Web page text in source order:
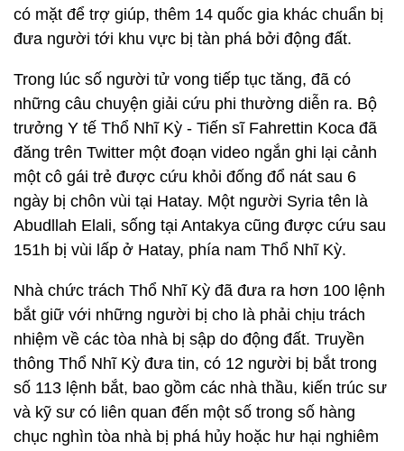
có mặt để trợ giúp, thêm 14 quốc gia khác chuẩn bị
đưa người tới khu vực bị tàn phá bởi động đất.
Trong lúc số người tử vong tiếp tục tăng, đã có
những câu chuyện giải cứu phi thường diễn ra. Bộ
trưởng Y tế Thổ Nhĩ Kỳ - Tiến sĩ Fahrettin Koca đã
đăng trên Twitter một đoạn video ngắn ghi lại cảnh
một cô gái trẻ được cứu khỏi đống đổ nát sau 6
ngày bị chôn vùi tại Hatay. Một người Syria tên là
Abudllah Elali, sống tại Antakya cũng được cứu sau
151h bị vùi lấp ở Hatay, phía nam Thổ Nhĩ Kỳ.
Nhà chức trách Thổ Nhĩ Kỳ đã đưa ra hơn 100 lệnh
bắt giữ với những người bị cho là phải chịu trách
nhiệm về các tòa nhà bị sập do động đất. Truyền
thông Thổ Nhĩ Kỳ đưa tin, có 12 người bị bắt trong
số 113 lệnh bắt, bao gồm các nhà thầu, kiến trúc sư
và kỹ sư có liên quan đến một số trong số hàng
chục nghìn tòa nhà bị phá hủy hoặc hư hại nghiêm